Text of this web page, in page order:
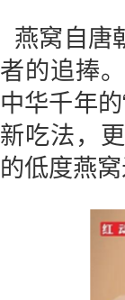
燕窝自唐
者的追捧
中华千年
新吃法，
的低度燕窝